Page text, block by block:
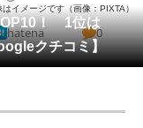
！ 1位は
クチコミ】
はイメージです（画像：PIXTA）
hatena 0